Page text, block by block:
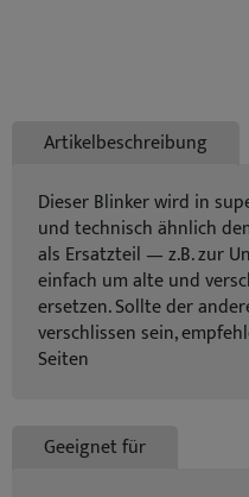
Artikelbeschreibung
Dieser Blinker wird in
und technisch ähnlich
als Ersatzteil — z.B. zur
einfach um alte und
ersetzen. Sollte der
verschlissen sein,
Seiten
Geeignet für